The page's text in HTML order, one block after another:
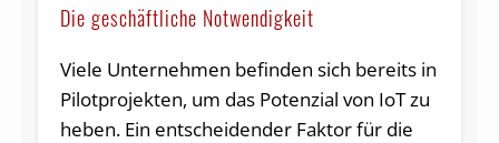
Die geschäftliche Notwendigkeit
Viele Unternehmen befinden sich bereits in
Pilotprojekten, um das Potenzial von IoT zu
heben. Ein entscheidender Faktor für die